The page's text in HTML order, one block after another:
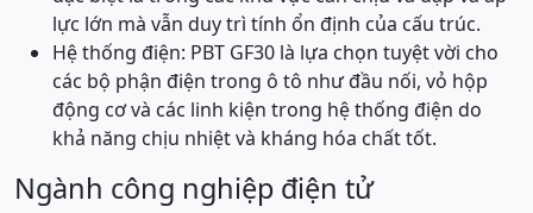
lực lớn mà vẫn duy trì tính ổn định của cấu trúc.
Hệ thống điện: PBT GF30 là lựa chọn tuyệt vời cho
các bộ phận điện trong ô tô như đầu nối, vỏ hộp
động cơ và các linh kiện trong hệ thống điện do
khả năng chịu nhiệt và kháng hóa chất tốt.
Ngành công nghiệp điện tử